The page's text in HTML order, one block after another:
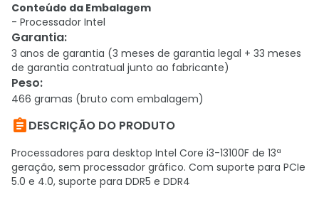
Conteúdo da Embalagem
- Processador Intel
Garantia:
3 anos de garantia (3 meses de garantia legal + 33 meses
de garantia contratual junto ao fabricante)
Peso:
466 gramas (bruto com embalagem)
DESCRIÇÃO DO PRODUTO
Processadores para desktop Intel Core i3-13100F de 13ª
geração, sem processador gráfico. Com suporte para PCIe
5.0 e 4.0, suporte para DDR5 e DDR4